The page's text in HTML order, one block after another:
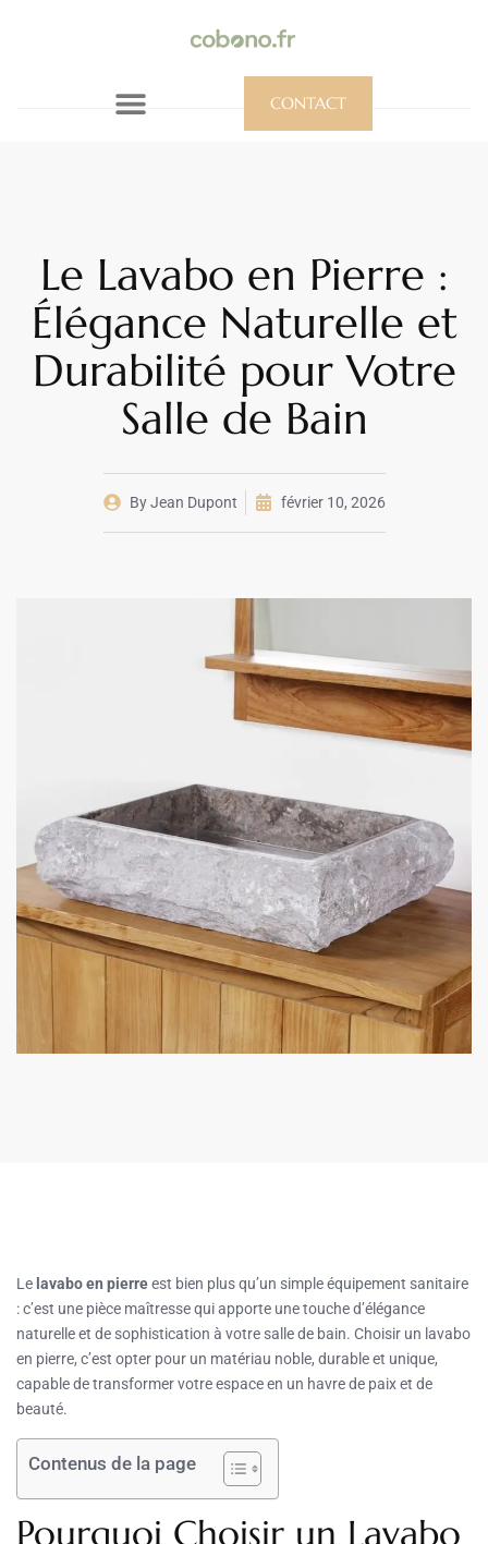
CONTACT
Le Lavabo en Pierre :
Élégance Naturelle et
Durabilité pour Votre
Salle de Bain
ByJean Dupont février 10, 2026
Le lavabo en pierreest bien plus qu’un simple équipement sanitaire
: c’est une pièce maîtresse qui apporte une touche d’élégance
naturelle et de sophistication à votre salle de bain. Choisir un lavabo
en pierre, c’est opter pour un matériau noble, durable et unique,
capable de transformer votre espace en un havre de paix et de
beauté.
Contenus de la page
Pourquoi Choisir un Lavabo